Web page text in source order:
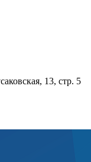
13, стр. 5